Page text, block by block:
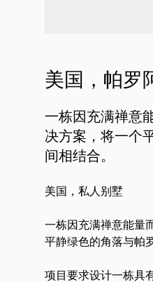
美国，帕罗
一栋因充满禅意
决方案，将一个
间相结合。
美国，私人别墅
一栋因充满禅意能量
平静绿色的角落与帕
项目要求设计一栋具